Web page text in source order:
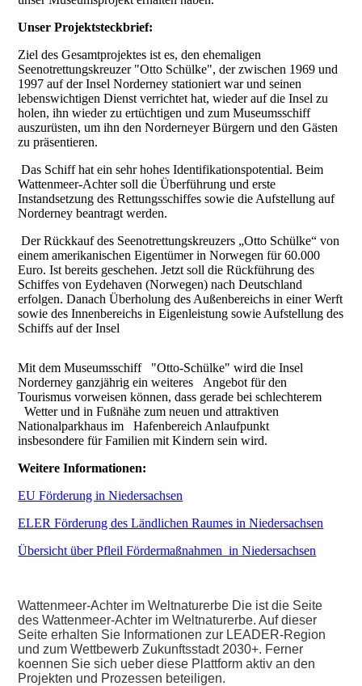
Unser Projektsteckbrief:
Ziel des Gesamtprojektes ist es, den ehemaligen
Seenotrettungskreuzer "Otto Schülke", der zwischen 1969 und
1997 auf der Insel Norderney stationiert war und seinen
lebenswichtigen Dienst verrichtet hat, wieder auf die Insel zu
holen, ihn wieder zu ertüchtigen und zum Museumsschiff
auszurüsten, um ihn den Norderneyer Bürgern und den Gästen
zu präsentieren.
Das Schiff hat ein sehr hohes Identifikationspotential. Beim
Wattenmeer-Achter soll die Überführung und erste
Instandsetzung des Rettungsschiffes sowie die Aufstellung auf
Norderney beantragt werden.
Der Rückkauf des Seenotrettungskreuzers „Otto Schülke“ von
einem amerikanischen Eigentümer in Norwegen für 60.000
Euro. Ist bereits geschehen. Jetzt soll die Rückführung des
Schiffes von Eydehaven (Norwegen) nach Deutschland
erfolgen. Danach Überholung des Außenbereichs in einer Werft
sowie des Innenbereichs in Eigenleistung sowie Aufstellung des
Schiffs auf der Insel
Mit dem Museumsschiff "Otto-Schülke" wird die Insel
Norderney ganzjährig ein weiteres Angebot für den
Tourismus vorweisen können, dass gerade bei schlechterem
Wetter und in Fußnähe zum neuen und attraktiven
Nationalparkhaus im Hafenbereich Anlaufpunkt
insbesondere für Familien mit Kindern sein wird.
Weitere Informationen:
EU Förderung in Niedersachsen
ELER Förderung des Ländlichen Raumes in Niedersachsen
Übersicht über Pfleil Fördermaßnahmen in Niedersachsen
Wattenmeer-Achter im Weltnaturerbe Die ist die Seite
des Wattenmeer-Achter im Weltnaturerbe. Auf dieser
Seite erhalten Sie Informationen zur LEADER-Region
und zum Wettbewerb Zukunftsstadt 2030+. Ferner
koennen Sie sich ueber diese Plattform aktiv an den
Projekten und Prozessen beteiligen.